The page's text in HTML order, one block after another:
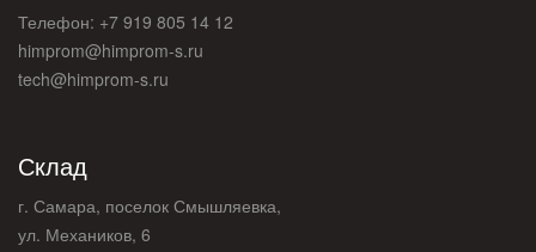
Телефон: +7 919 805 14 12
himprom@himprom-s.ru
tech@himprom-s.ru
Склад
г. Самара, поселок Смышляевка,
ул. Механиков, 6